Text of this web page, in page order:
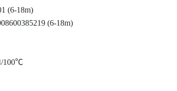
(6-18m)
(6-18m)
/100℃